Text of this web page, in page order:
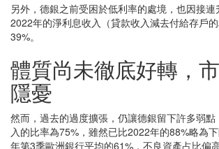
另外，德銀之前受困於低利率的處境，也因接連
2022年的淨利息收入（貸款收入減去付給存戶
39%。
體質尚未徹底好轉，
隱憂
然而，過去的過度擴張，仍讓德銀留下許多弱
入的比率為75%，雖然已比2022年的88%略為
年第3季歐洲銀行平均的61%，不良資產占比偏